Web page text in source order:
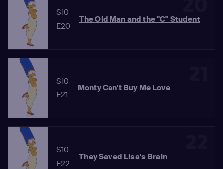
S10
E20
The Old Man and the "C" Student
S10
E21
Monty Can't Buy Me Love
S10
E22
They Saved Lisa's Brain